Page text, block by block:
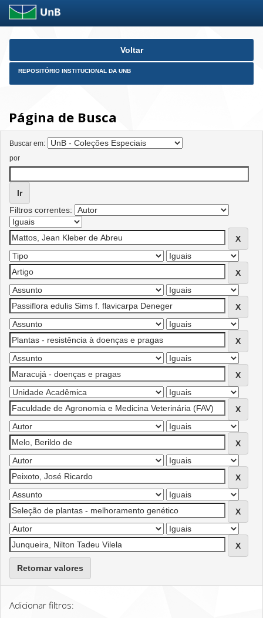
Skip
Voltar
REPOSITÓRIO INSTITUCIONAL DA UNB
Página de Busca
Buscar em:
por
Filtros correntes:
Retornar valores
Adicionar filtros: